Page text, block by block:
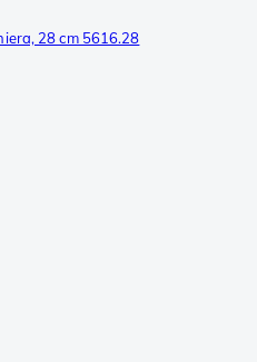
28 cm 5616.28